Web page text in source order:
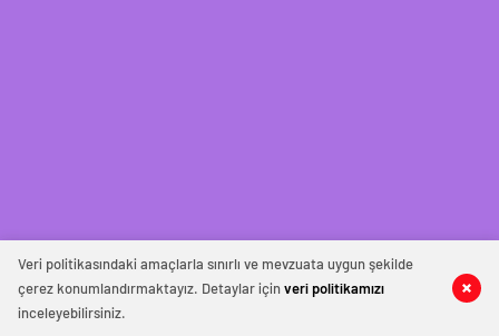
Veri politikasındaki amaçlarla sınırlı ve mevzuata uygun şekilde
çerez konumlandırmaktayız. Detaylar içinveri politikamızı
inceleyebilirsiniz.